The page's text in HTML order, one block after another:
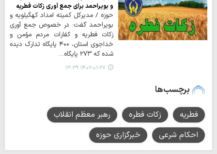
و بویراحمد برای جمع آوری زکات فطریه
حوزه / مدیرکل کمیته امداد کهگیلویه و
بویراحمد گفت: در خصوص جمع آوری
زکات فطریه و کفارات مردم مؤمن و
خداجوی استان، ۴۰۰ پایگاه تدارک دیده
شده که ۲۷۳ پایگاه…
۱۴۰۲-۰۱-۲۷ ۱۳:۳۹
برچسب‌ها
فطریه زکات فطره
رهبر معظم انقلاب
احکام شرعی
خبرگزاری حوزه